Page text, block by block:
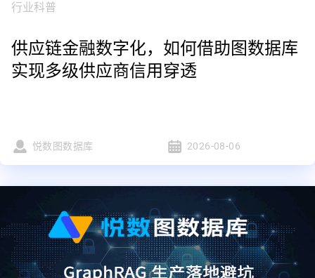
行业科普
供应链金融数字化，如何借助图数据库
实现多级供应商信用穿透
悦数图数据库 2026-08-06